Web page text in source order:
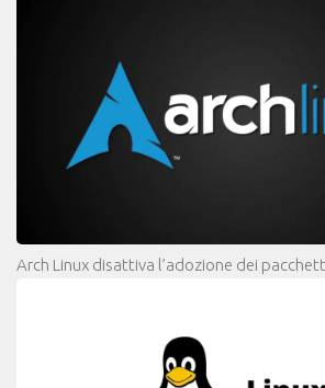
Arch Linux disattiva l’adozione dei